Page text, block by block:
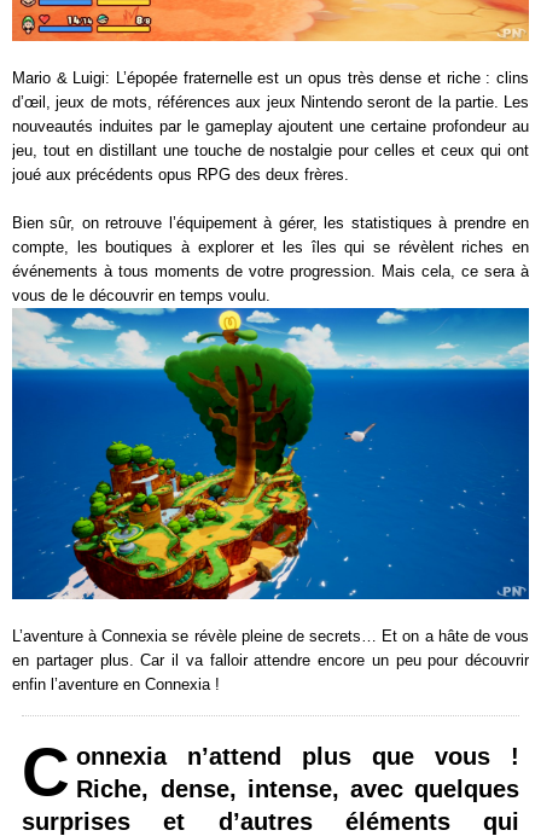
Mario & Luigi: L’épopée fraternelle est un opus très dense et riche : clins
d’œil, jeux de mots, références aux jeux Nintendo seront de la partie. Les
nouveautés induites par le gameplay ajoutent une certaine profondeur au
jeu, tout en distillant une touche de nostalgie pour celles et ceux qui ont
joué aux précédents opus RPG des deux frères.
Bien sûr, on retrouve l’équipement à gérer, les statistiques à prendre en
compte, les boutiques à explorer et les îles qui se révèlent riches en
événements à tous moments de votre progression. Mais cela, ce sera à
vous de le découvrir en temps voulu.
L’aventure à Connexia se révèle pleine de secrets… Et on a hâte de vous
en partager plus. Car il va falloir attendre encore un peu pour découvrir
enfin l’aventure en Connexia !
C onnexia n’attend plus que vous !
Riche, dense, intense, avec quelques
surprises et d’autres éléments qui